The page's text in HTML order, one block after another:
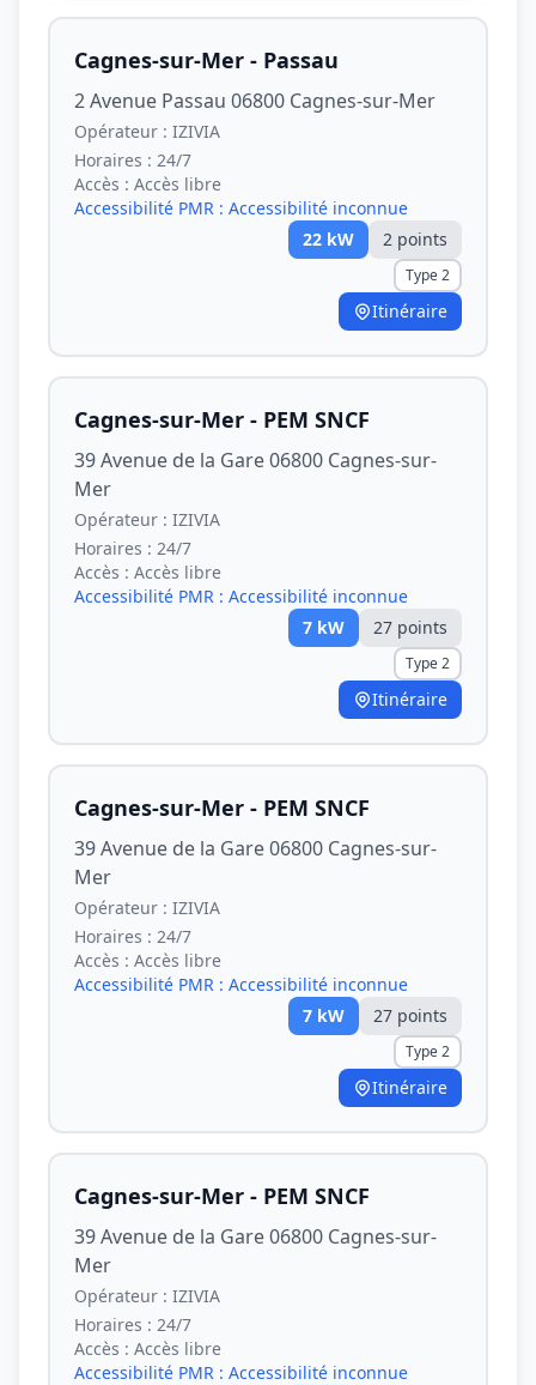
Cagnes-sur-Mer - Passau
2 Avenue Passau 06800 Cagnes-sur-Mer
Opérateur : IZIVIA
Horaires : 24/7
Accès : Accès libre
Accessibilité PMR : Accessibilité inconnue
22 kW 2 points
Type 2
Itinéraire
Cagnes-sur-Mer - PEM SNCF
39 Avenue de la Gare 06800 Cagnes-sur-
Mer
Opérateur : IZIVIA
Horaires : 24/7
Accès : Accès libre
Accessibilité PMR : Accessibilité inconnue
7 kW 27 points
Type 2
Itinéraire
Cagnes-sur-Mer - PEM SNCF
39 Avenue de la Gare 06800 Cagnes-sur-
Mer
Opérateur : IZIVIA
Horaires : 24/7
Accès : Accès libre
Accessibilité PMR : Accessibilité inconnue
7 kW 27 points
Type 2
Itinéraire
Cagnes-sur-Mer - PEM SNCF
39 Avenue de la Gare 06800 Cagnes-sur-
Mer
Opérateur : IZIVIA
Horaires : 24/7
Accès : Accès libre
Accessibilité PMR : Accessibilité inconnue